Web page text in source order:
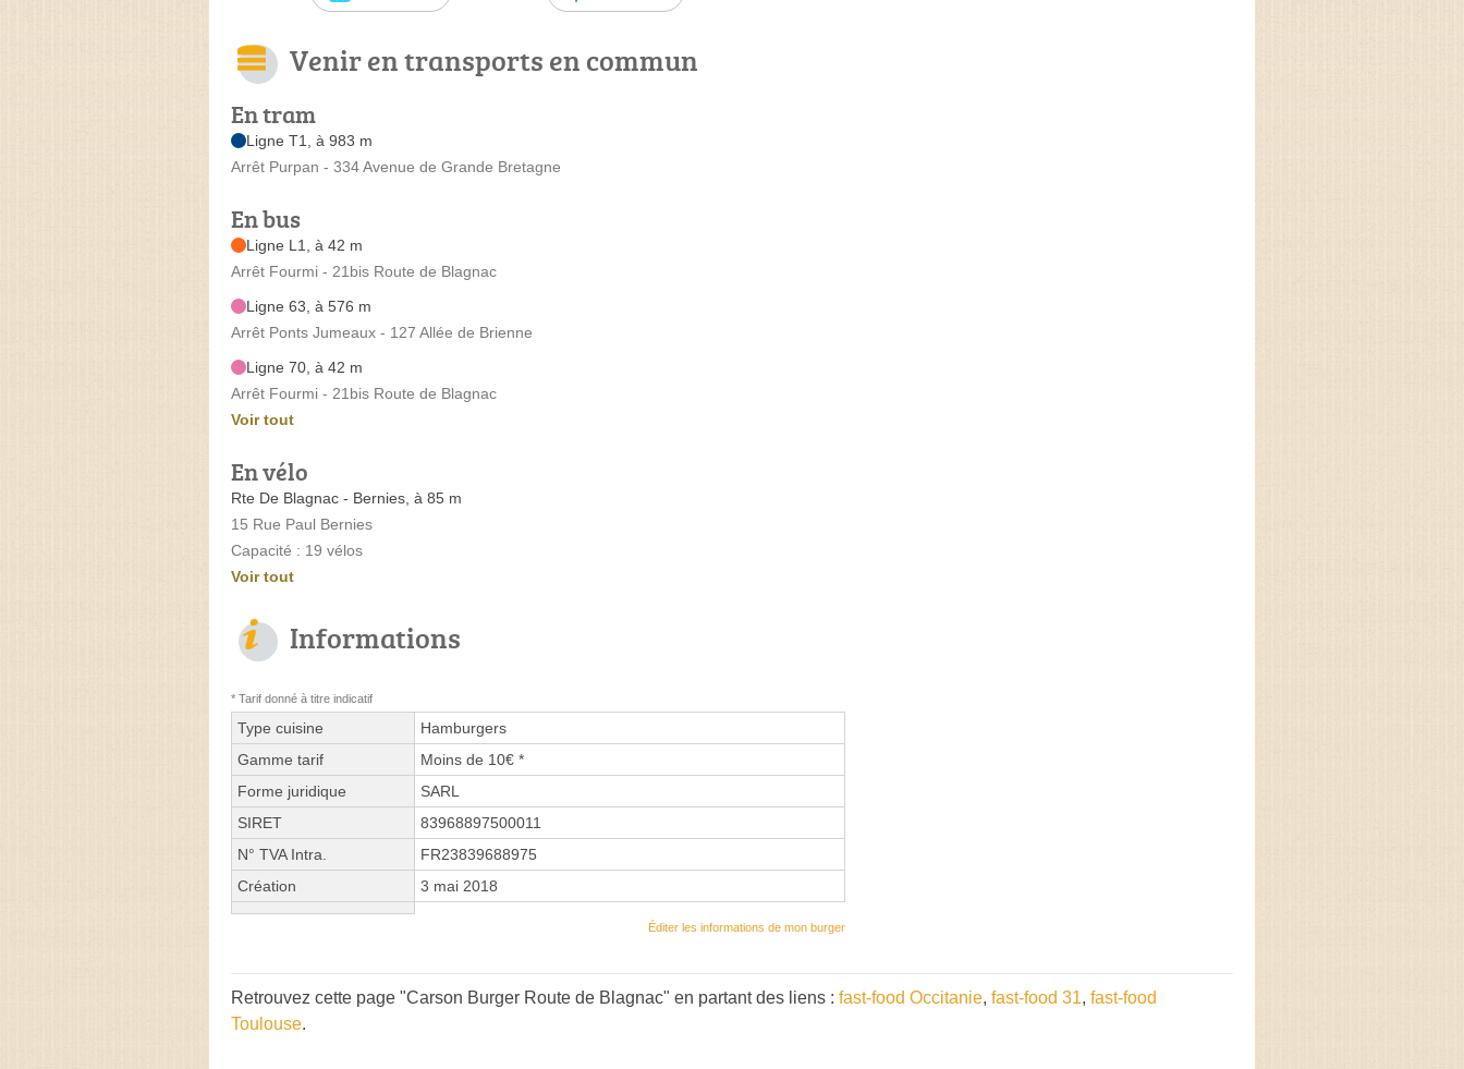
Venir en transports en commun
En tram
Ligne T1, à 983 m
Arrêt Purpan - 334 Avenue de Grande Bretagne
En bus
Ligne L1, à 42 m
Arrêt Fourmi - 21bis Route de Blagnac
Ligne 63, à 576 m
Arrêt Ponts Jumeaux - 127 Allée de Brienne
Ligne 70, à 42 m
Arrêt Fourmi - 21bis Route de Blagnac
Voir tout
En vélo
Rte De Blagnac - Bernies, à 85 m
15 Rue Paul Bernies
Capacité : 19 vélos
Voir tout
Informations
* Tarif donné à titre indicatif
Type cuisine
Hamburgers
Gamme tarif
Moins de 10€ *
Forme juridique
SARL
SIRET
83968897500011
N° TVA Intra.
FR23839688975
Création
3 mai 2018
Éditer les informations de mon burger
Retrouvez cette page "Carson Burger Route de Blagnac" en partant des liens : fast-food Occitanie, fast-food 31, fast-food
Toulouse.